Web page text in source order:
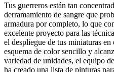
Tus guerreros están tan
derramamiento de sangre que
armadura por completo, lo que
excelente proyecto para las
el despliegue de tus miniaturas
esquema de color sencillo y
variedad de unidades, el equipo
ha creado una lista de pinturas